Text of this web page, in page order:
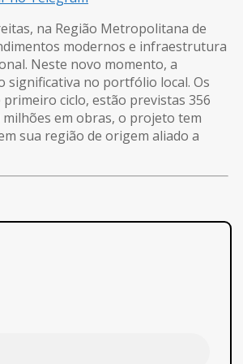
na Região Metropolitana de
modernos e infraestrutura
Neste novo momento, a
significativa no portfólio local. Os
ciclo, estão previstas 356
milhões em obras, o projeto tem
sua região de origem aliado a